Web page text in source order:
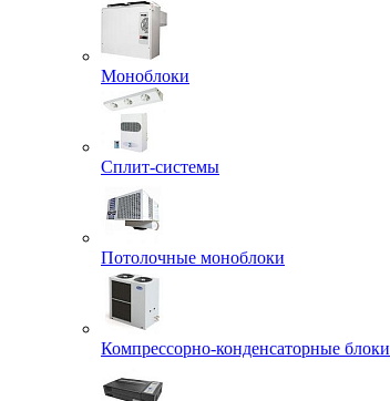
Моноблоки
Сплит-системы
Потолочные моноблоки
Компрессорно-конденсаторные блоки